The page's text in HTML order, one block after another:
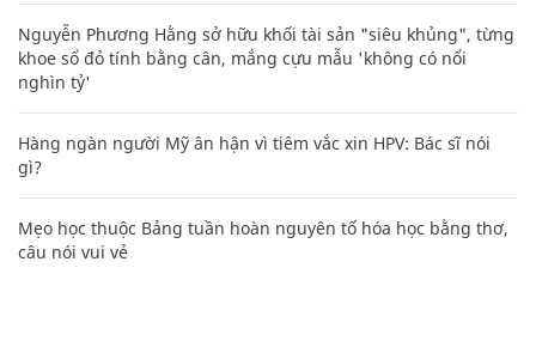
Nguyễn Phương Hằng sở hữu khối tài sản "siêu khủng", từng
khoe sổ đỏ tính bằng cân, mắng cựu mẫu 'không có nổi
nghìn tỷ'
Hàng ngàn người Mỹ ân hận vì tiêm vắc xin HPV: Bác sĩ nói
gì?
Mẹo học thuộc Bảng tuần hoàn nguyên tố hóa học bằng thơ,
câu nói vui vẻ